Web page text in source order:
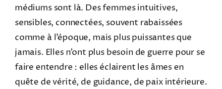
médiums sont là. Des femmes intuitives,
sensibles, connectées, souvent rabaissées
comme à l’époque, mais plus puissantes que
jamais. Elles n’ont plus besoin de guerre pour se
faire entendre : elles éclairent les âmes en
quête de vérité, de guidance, de paix intérieure.